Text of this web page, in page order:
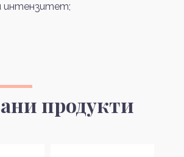
интензитет;
продукти